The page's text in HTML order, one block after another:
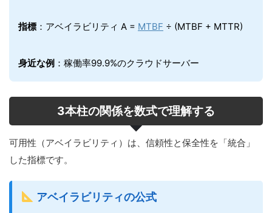
指標 ：アベイラビリティ A = MTBF ÷ (MTBF + MTTR)
身近な例 ：稼働率99.9%のクラウドサーバー
3本柱の関係を数式で理解する
可用性（アベイラビリティ）は、信頼性と保全性を「統合」
した指標です。
アベイラビリティの公式